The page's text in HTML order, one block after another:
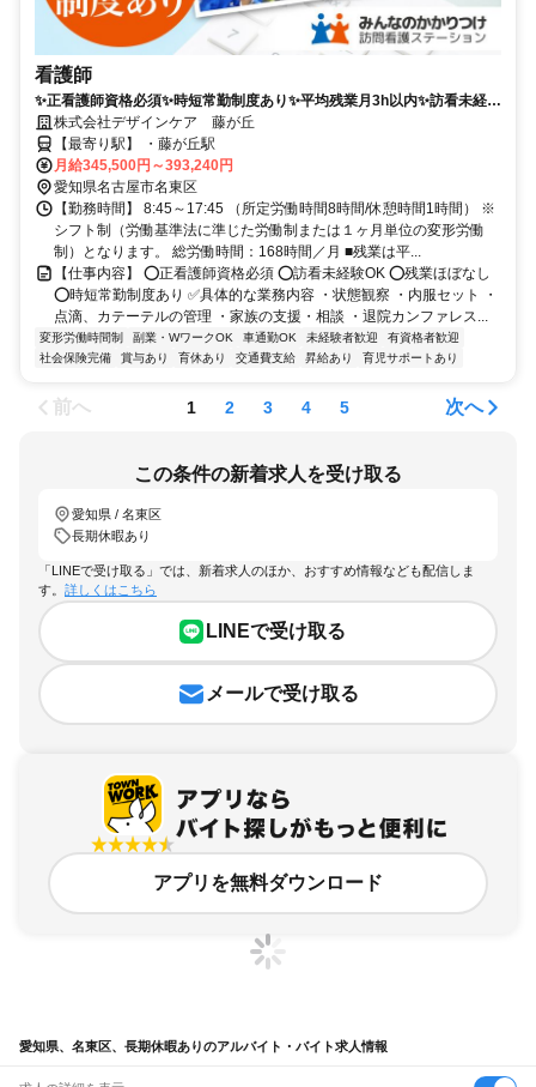
看護師
✨正看護師資格必須✨時短常勤制度あり✨平均残業月3h以内✨訪看未経験
OK！✅藤が丘駅より徒歩8分
株式会社デザインケア 藤が丘
【最寄り駅】 ・藤が丘駅
月給345,500円～393,240円
愛知県名古屋市名東区
【勤務時間】 8:45～17:45 （所定労働時間8時間/休憩時間1時間） ※
シフト制（労働基準法に準じた労働制または１ヶ月単位の変形労働
制）となります。 総労働時間：168時間／月 ■残業は平...
【仕事内容】 ⭕正看護師資格必須 ⭕訪看未経験OK ⭕残業ほぼなし
⭕時短常勤制度あり ✅具体的な業務内容 ・状態観察 ・内服セット ・
点滴、カテーテルの管理 ・家族の支援・相談 ・退院カンファレス...
変形労働時間制 副業・WワークOK 車通勤OK 未経験者歓迎
有資格者歓迎
社会保険完備
賞与あり 育休あり 交通費支給 昇給あり 育児サポートあり
前へ 1 2 3 4 5 次へ
この条件の新着求人を受け取る
愛知県 / 名東区
長期休暇あり
「LINEで受け取る」では、新着求人のほか、おすすめ情報なども配信しま
す。 詳しくはこちら
LINEで受け取る
メールで受け取る
アプリを無料ダウンロード
愛知県、名東区、長期休暇ありのアルバイト・バイト求人情報